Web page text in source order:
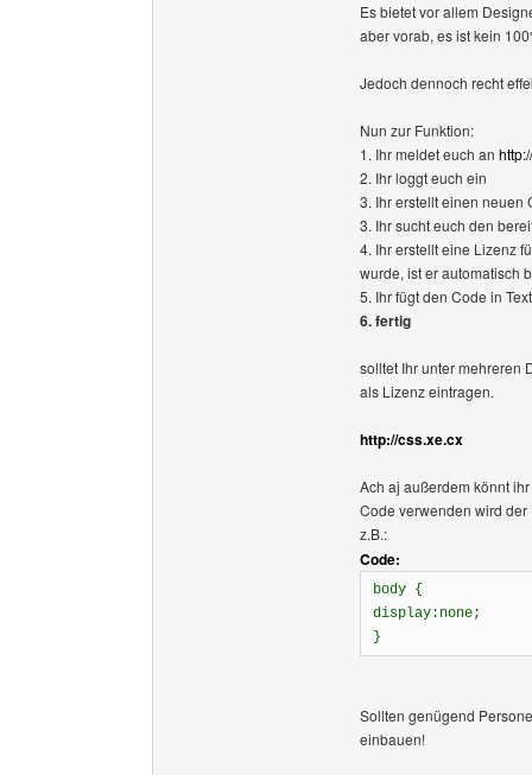
Es bietet vor allem
aber vorab, es ist kein
Jedoch dennoch recht
Nun zur Funktion:
1. Ihr meldet euch an
2. Ihr loggt euch ein
3. Ihr erstellt einen neuen
3. Ihr sucht euch den
4. Ihr erstellt eine Lizenz
wurde, ist er automatisch
5. Ihr fügt den Code in
6. fertig
solltet Ihr unter mehreren
als Lizenz eintragen.
http://css.xe.cx
Ach aj außerdem könnt
Code verwenden wird
z.B.:
Code:
body {
display:none;
}
Sollten genügend
einbauen!